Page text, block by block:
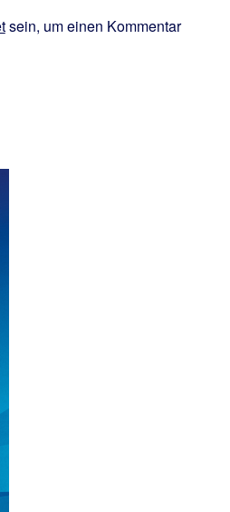
sein, um einen Kommentar